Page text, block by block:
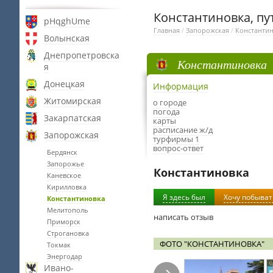
pHqghUme
Волынская
Днепропетровска
я
Донецкая
Житомирская
Закарпатская
Запорожская
Бердянск
Запорожье
Каневское
Кирилловка
Константиновка
Мелитополь
Приморск
Строгановка
Токмак
Энергодар
Ивано-
Константиновка,
Главная / Запорожская /
Константиновка
Информация
о городе
погода
карты
расписание ж/д
турфирмы 1
вопрос-ответ
Константиновка
Я здесь был Хочу
написать отзыв
ФОТО "КОНСТАНТИНОВКА"